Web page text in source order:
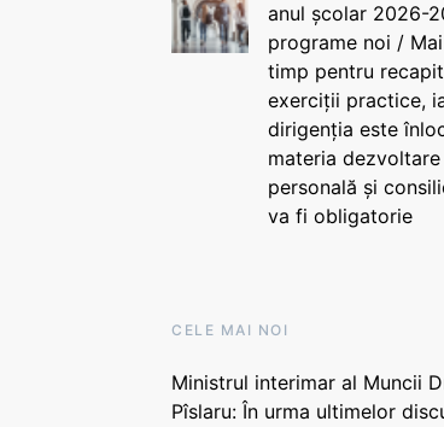
anul școlar 2026-
programe noi /
timp pentru
exerciții practice,
dirigenția este
materia dezvoltare
personală și
va fi obligatorie
CELE MAI NOI
Ministrul interimar al Muncii
Pîslaru: În urma ultimelor